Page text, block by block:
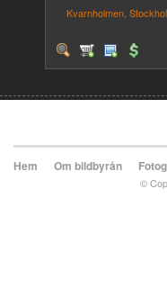
Kvarnholmen,
Hem Om bildbyrån
©